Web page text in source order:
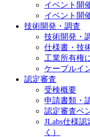
イベント開
イベント開
技術開発・調査
技術開発・
仕様書・技
工業所有権
ケーブルイ
認定審査
受検概要
申請書類・
認定審査ベ
JLabs仕様
く）